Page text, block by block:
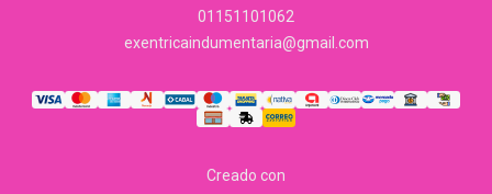
01151101062
exentricaindumentaria@gmail.com
Creado con